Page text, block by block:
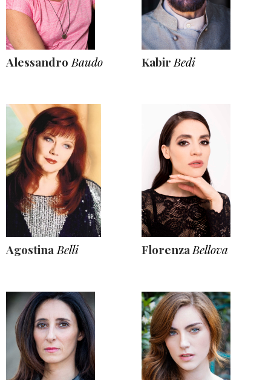
Alessandro Baudo Kabir Bedi
Agostina Belli Florenza Bellova